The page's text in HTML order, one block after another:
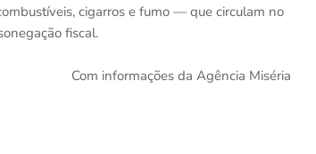
cigarros e fumo — que circulam no
fiscal.
Com informações da Agência Miséria